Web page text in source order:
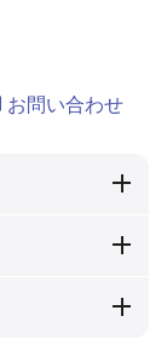
お問い合わせ